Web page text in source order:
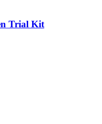
Trial Kit